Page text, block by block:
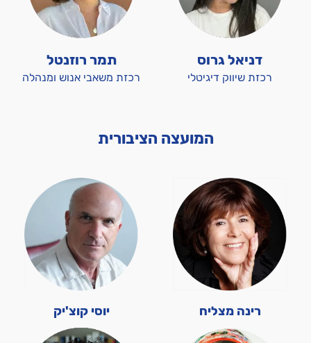
דניאל גרוס
רכזת שיווק דיגיטלי
תמר רוזנטל
רכזת משאבי אנוש ומנהלה
המועצה הציבורית
רינה מצליח יוסי קוצ'יק